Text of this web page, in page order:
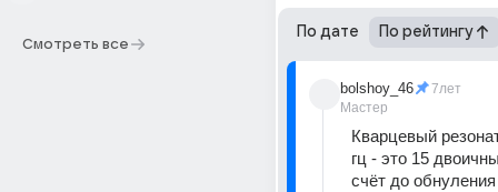
Смотреть все
По дате По рейтингу
bolshoy_46
Мастер
7лет
Кварцевый
гц - это 15
счёт до